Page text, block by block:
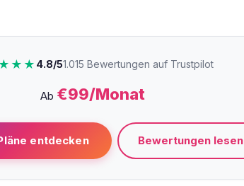
4.8/51.015 Bewertungen auf Trustpilot
Ab €99/Monat
entdecken Bewertungen lesen